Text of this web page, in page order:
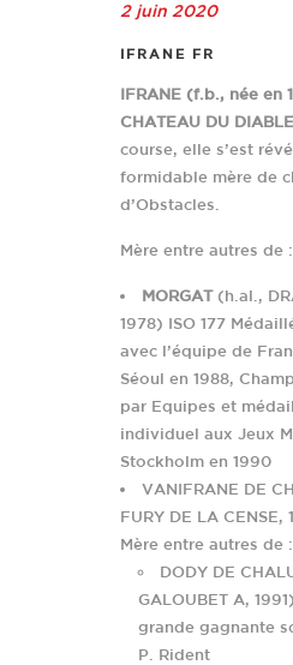
2 juin 2020
IFRANE FR
IFRANE (f.b., née en
CHATEAU DU DIABLE
course, elle s’est
formidable mère de
d’Obstacles.
Mère entre autres de :
MORGAT(h.al.,
1978) ISO 177
avec l’équipe de
Séoul en 1988,
par Equipes et
individuel aux Jeux
Stockholm en 1990
VANIFRANE DE
FURY DE LA CENSE,
Mère entre autres de :
DODY DE
GALOUBET A,
grande gagnante
P. Rident